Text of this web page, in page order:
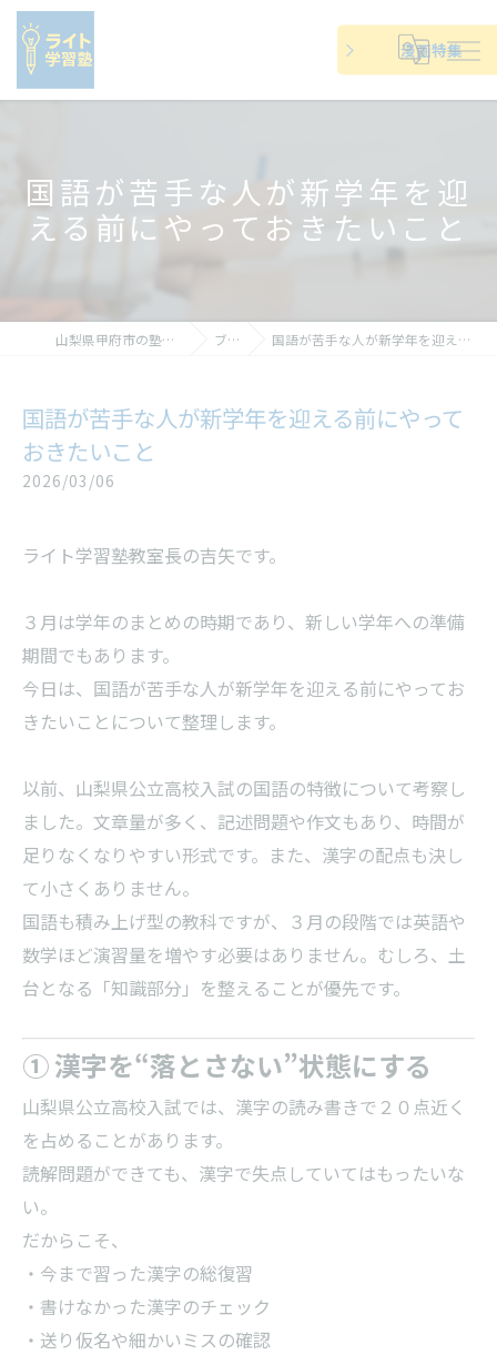
漫画特集
国語が苦手な人が新学年を迎
える前にやっておきたいこと
山梨県甲府市の塾ならライト学習塾 ブログ 国語が苦手な人が新学年を迎える前にやっておきたいこと
国語が苦手な人が新学年を迎える前にやって
おきたいこと
2026/03/06
ライト学習塾教室長の吉矢です。
３月は学年のまとめの時期であり、新しい学年への準備
期間でもあります。
今日は、国語が苦手な人が新学年を迎える前にやってお
きたいことについて整理します。
以前、山梨県公立高校入試の国語の特徴について考察し
ました。文章量が多く、記述問題や作文もあり、時間が
足りなくなりやすい形式です。また、漢字の配点も決し
て小さくありません。
国語も積み上げ型の教科ですが、３月の段階では英語や
数学ほど演習量を増やす必要はありません。むしろ、土
台となる「知識部分」を整えることが優先です。
① 漢字を“落とさない”状態にする
山梨県公立高校入試では、漢字の読み書きで２０点近く
を占めることがあります。
読解問題ができても、漢字で失点していてはもったいな
い。
だからこそ、
・今まで習った漢字の総復習
・書けなかった漢字のチェック
・送り仮名や細かいミスの確認